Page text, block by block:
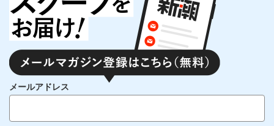
メールアドレス